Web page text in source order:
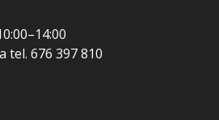
tel. 676 397 810